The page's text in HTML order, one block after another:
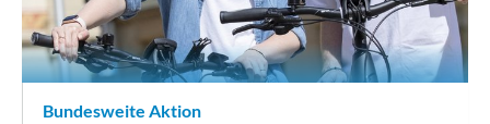
Bundesweite Aktion